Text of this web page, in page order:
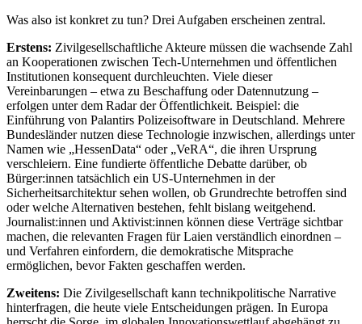
Was also ist konkret zu tun? Drei Aufgaben erscheinen zentral.
Erstens: Zivilgesellschaftliche Akteure müssen die wachsende Zahl
an Kooperationen zwischen Tech-Unternehmen und öffentlichen
Institutionen konsequent durchleuchten. Viele dieser
Vereinbarungen – etwa zu Beschaffung oder Datennutzung –
erfolgen unter dem Radar der Öffentlichkeit. Beispiel: die
Einführung von Palantirs Polizeisoftware in Deutschland. Mehrere
Bundesländer nutzen diese Technologie inzwischen, allerdings unter
Namen wie „HessenData“ oder „VeRA“, die ihren Ursprung
verschleiern. Eine fundierte öffentliche Debatte darüber, ob
Bürger:innen tatsächlich ein US-Unternehmen in der
Sicherheitsarchitektur sehen wollen, ob Grundrechte betroffen sind
oder welche Alternativen bestehen, fehlt bislang weitgehend.
Journalist:innen und Aktivist:innen können diese Verträge sichtbar
machen, die relevanten Fragen für Laien verständlich einordnen –
und Verfahren einfordern, die demokratische Mitsprache
ermöglichen, bevor Fakten geschaffen werden.
Zweitens: Die Zivilgesellschaft kann technikpolitische Narrative
hinterfragen, die heute viele Entscheidungen prägen. In Europa